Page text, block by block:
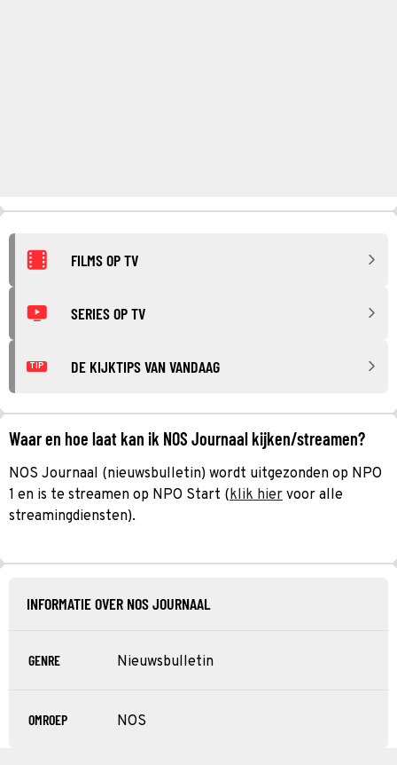
FILMS OP TV
SERIES OP TV
TIP DE KIJKTIPS VAN VANDAAG
Waar en hoe laat kan ik NOS Journaal kijken/streamen?
NOS Journaal (nieuwsbulletin) wordt uitgezonden op NPO
1 en is te streamen op NPO Start (klik hier voor alle
streamingdiensten).
INFORMATIE OVER NOS JOURNAAL
GENRE Nieuwsbulletin
OMROEP NOS